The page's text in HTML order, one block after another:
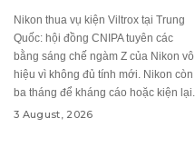
Nikon thua vụ kiện Viltrox tại Trung
Quốc: hội đồng CNIPA tuyên các
bằng sáng chế ngàm Z của Nikon vô
hiệu vì không đủ tính mới. Nikon còn
ba tháng để kháng cáo hoặc kiện lại.
3 August, 2026